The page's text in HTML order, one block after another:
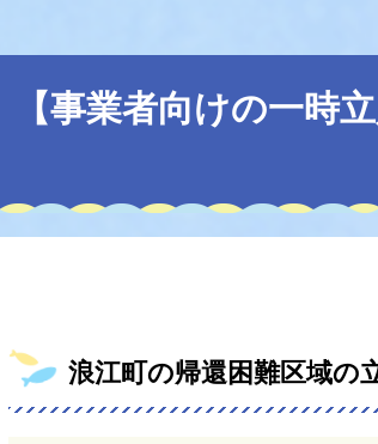
【事業者向けの一時
浪江町の帰還困難区域の